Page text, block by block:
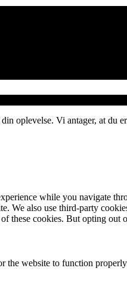
oplevelse. Vi antager, at du
while you navigate
We also use third-party
these cookies. But opting
the website to function